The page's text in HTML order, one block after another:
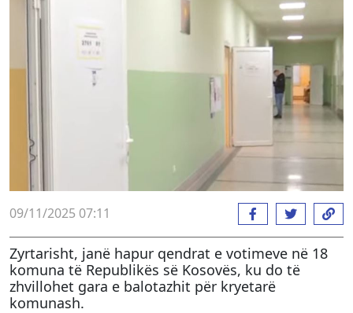
09/11/2025 07:11
Zyrtarisht, janë hapur qendrat e votimeve në 18
komuna të Republikës së Kosovës, ku do të
zhvillohet gara e balotazhit për kryetarë
komunash.